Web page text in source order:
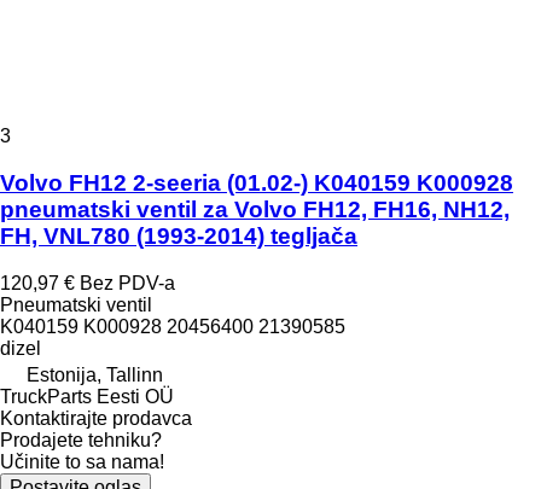
3
Volvo FH12 2-seeria (01.02-) K040159 K000928
pneumatski ventil za Volvo FH12, FH16, NH12,
FH, VNL780 (1993-2014) tegljača
120,97 € Bez PDV-a
Pneumatski ventil
K040159 K000928 20456400 21390585
dizel
Estonija, Tallinn
TruckParts Eesti OÜ
Kontaktirajte prodavca
Prodajete tehniku?
Učinite to sa nama!